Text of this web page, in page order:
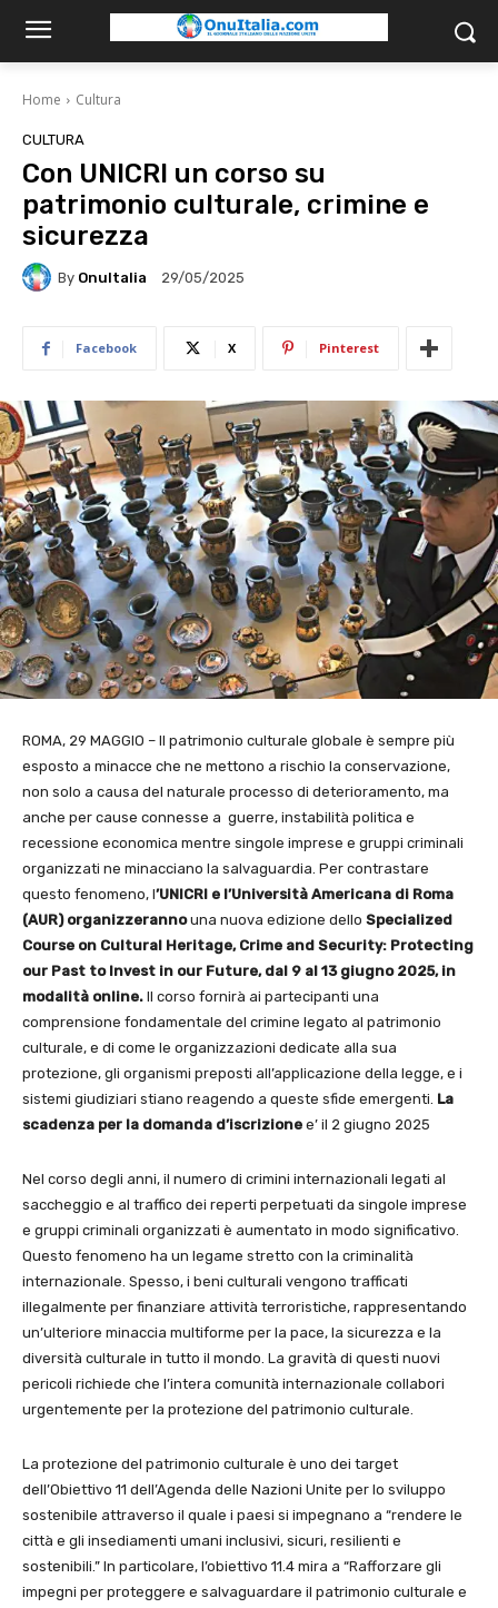
Home Cultura
CULTURA
Con UNICRI un corso su
patrimonio culturale, crimine e
sicurezza
By OnuItalia 29/05/2025
Facebook X Pinterest
ROMA, 29 MAGGIO – Il patrimonio culturale globale è sempre più
esposto a minacce che ne mettono a rischio la conservazione,
non solo a causa del naturale processo di deterioramento, ma
anche per cause connesse a guerre, instabilità politica e
recessione economica mentre singole imprese e gruppi criminali
organizzati ne minacciano la salvaguardia. Per contrastare
questo fenomeno, l’UNICRI e l’Università Americana di Roma
(AUR) organizzerannouna nuova edizione dello Specialized
Course on Cultural Heritage, Crime and Security: Protecting
our Past to Invest in our Future, dal 9 al 13 giugno 2025, in
modalità online. Il corso fornirà ai partecipanti una
comprensione fondamentale del crimine legato al patrimonio
culturale, e di come le organizzazioni dedicate alla sua
protezione, gli organismi preposti all’applicazione della legge, e i
sistemi giudiziari stiano reagendo a queste sfide emergenti. La
scadenza per la domanda d’iscrizione e’ il 2 giugno 2025
Nel corso degli anni, il numero di crimini internazionali legati al
saccheggio e al traffico dei reperti perpetuati da singole imprese
e gruppi criminali organizzati è aumentato in modo significativo.
Questo fenomeno ha un legame stretto con la criminalità
internazionale. Spesso, i beni culturali vengono trafficati
illegalmente per finanziare attività terroristiche, rappresentando
un’ulteriore minaccia multiforme per la pace, la sicurezza e la
diversità culturale in tutto il mondo. La gravità di questi nuovi
pericoli richiede che l’intera comunità internazionale collabori
urgentemente per la protezione del patrimonio culturale.
La protezione del patrimonio culturale è uno dei target
dell’Obiettivo 11 dell’Agenda delle Nazioni Unite per lo sviluppo
sostenibile attraverso il quale i paesi si impegnano a “rendere le
città e gli insediamenti umani inclusivi, sicuri, resilienti e
sostenibili.” In particolare, l’obiettivo 11.4 mira a “Rafforzare gli
impegni per proteggere e salvaguardare il patrimonio culturale e